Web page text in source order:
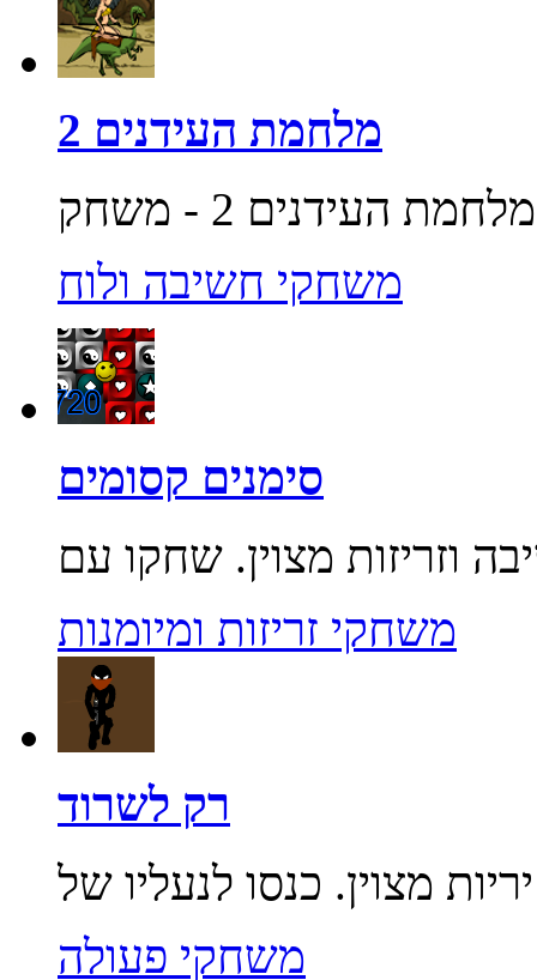
מלחמת העידנים 2
משחקי חשיבה ולוח
סימנים קסומים
משחקי זריזות ומיומנות
רק לשרוד
משחקי פעולה